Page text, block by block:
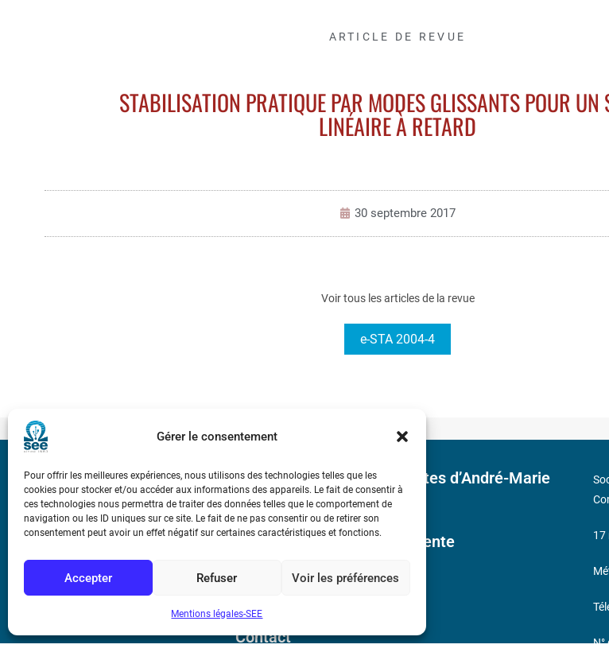
Gérer le consentement
Pour offrir les meilleures expériences, nous utilisons des technologies telles que les
cookies pour stocker et/ou accéder aux informations des appareils. Le fait de consentir à
ces technologies nous permettra de traiter des données telles que le comportement de
navigation ou les ID uniques sur ce site. Le fait de ne pas consentir ou de retirer son
consentement peut avoir un effet négatif sur certaines caractéristiques et fonctions.
Accepter Refuser Voir les préférences
Mentions légales-SEE
ARTICLE DE REVUE
STABILISATION PRATIQUE PAR MODES GLISSANTS POUR UN
LINÉAIRE À RETARD
30 septembre 2017
Voir tous les articles de la revue
e-STA 2004-4
Bicentenaire des découvertes d’André-Marie
Ampère
Conditions Générales de Vente
Mentions légales
Contact
17